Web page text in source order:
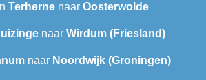
Terherne naar Oosterwolde
naar Wirdum (Friesland)
naar Noordwijk (Groningen)